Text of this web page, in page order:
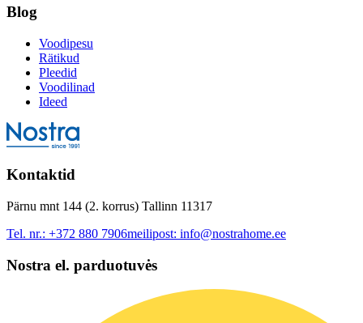
Blog
Voodipesu
Rätikud
Pleedid
Voodilinad
Ideed
Kontaktid
Pärnu mnt 144 (2. korrus) Tallinn 11317
Tel. nr.: +372 880 7906meilipost: info@nostrahome.ee
Nostra el. parduotuvės